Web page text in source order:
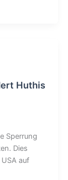
Huthis
Sperrung
Dies
auf